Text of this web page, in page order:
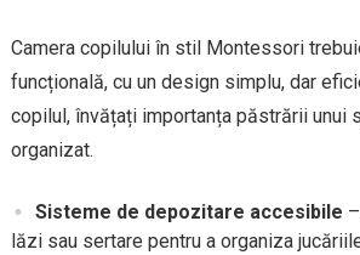
Camera copilului în stil Montessori
funcțională, cu un design simplu, dar
copilul, învățați importanța păstrării unui
organizat.
Sisteme de depozitare accesibile
lăzi sau sertare pentru a organiza